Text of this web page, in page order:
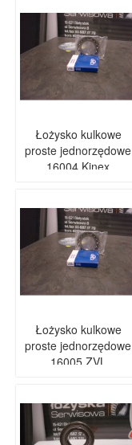
Łożysko kulkowe
proste jednorzędowe
16004 Kinex
Łożysko kulkowe
proste jednorzędowe
16005 ZVL